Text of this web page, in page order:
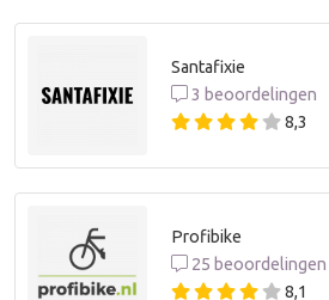
Santafixie
3 beoordelingen
8,3
Profibike
25 beoordelingen
8,1